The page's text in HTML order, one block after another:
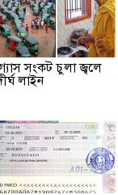
সংকট চুলা জ্বলে
লাইন